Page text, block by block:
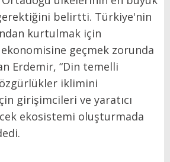
belirtti. Türkiye'nin
kurtulmak için
geçmek zorunda
Erdemir, “Din temelli
iklimini
girişimcileri ve yaratıcı
ekosistemi oluşturmada